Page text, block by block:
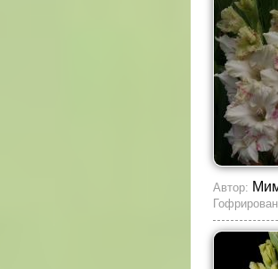
Автор: